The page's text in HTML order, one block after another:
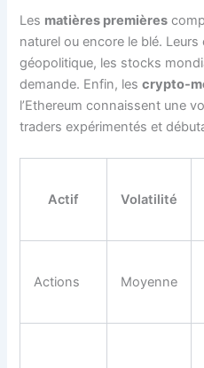
Les matières premières
naturel ou encore le blé.
géopolitique, les stocks
demande. Enfin, lescrypto-
l’Ethereum connaissent une
traders expérimentés et
Actif Volatilité
Actions Moyenne